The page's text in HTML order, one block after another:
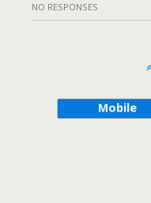
NO RESPONSES
Mobile